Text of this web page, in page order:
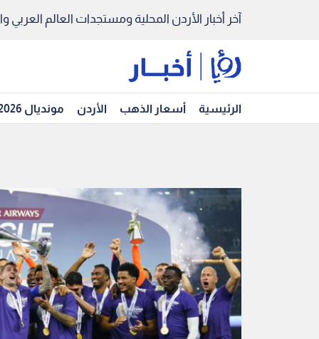
آخر أخبار الأردن المحلية ومستجدات العالم العربي
الرئيسية أسعار الذهب الأردن مونديال 2026